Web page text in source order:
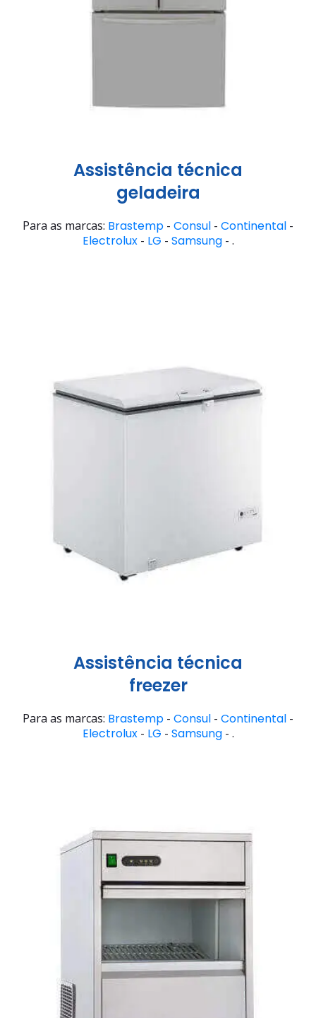
Assistência técnica
geladeira
Para as marcas: Brastemp - Consul - Continental -
Electrolux- LG - Samsung- .
Assistência técnica
freezer
Para as marcas: Brastemp - Consul - Continental -
Electrolux- LG - Samsung- .